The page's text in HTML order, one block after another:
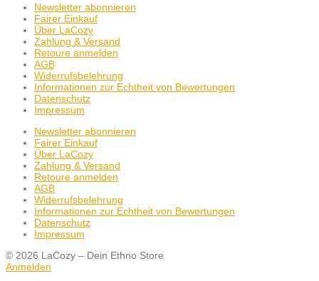
Newsletter abonnieren
Fairer Einkauf
Über LaCozy
Zahlung & Versand
Retoure anmelden
AGB
Widerrufsbelehrung
Informationen zur Echtheit von Bewertungen
Datenschutz
Impressum
Newsletter abonnieren
Fairer Einkauf
Über LaCozy
Zahlung & Versand
Retoure anmelden
AGB
Widerrufsbelehrung
Informationen zur Echtheit von Bewertungen
Datenschutz
Impressum
© 2026 LaCozy – Dein Ethno Store
Anmelden